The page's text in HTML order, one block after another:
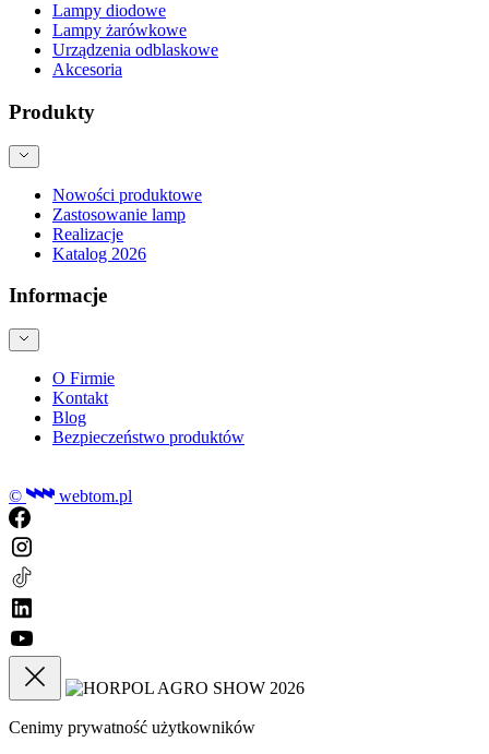
Lampy diodowe
Lampy żarówkowe
Urządzenia odblaskowe
Akcesoria
Produkty
Nowości produktowe
Zastosowanie lamp
Realizacje
Katalog 2026
Informacje
O Firmie
Kontakt
Blog
Bezpieczeństwo produktów
© webtom.pl
Cenimy prywatność użytkowników